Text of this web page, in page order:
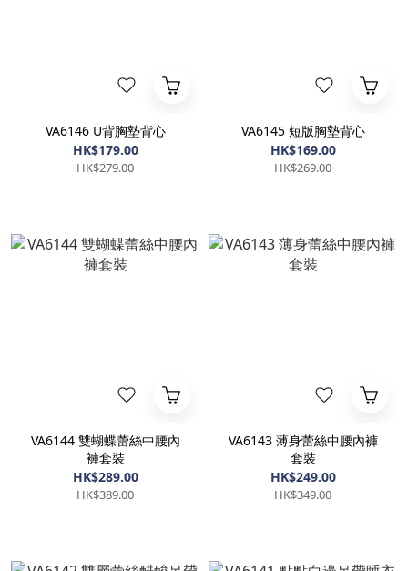
VA6146 U背胸墊背心
HK$179.00
HK$279.00
VA6145 短版胸墊背心
HK$169.00
HK$269.00
VA6144 雙蝴蝶蕾絲中腰內
褲套裝
HK$289.00
HK$389.00
VA6143 薄身蕾絲中腰內褲
套裝
HK$249.00
HK$349.00